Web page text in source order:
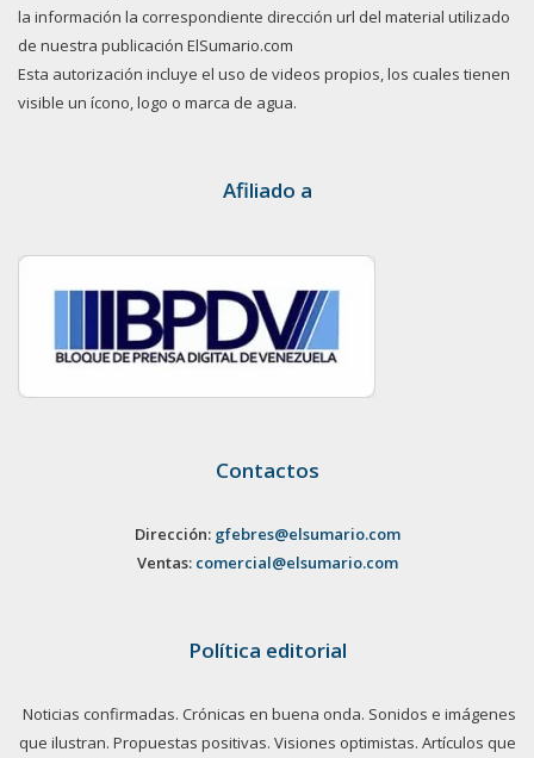
la información la correspondiente dirección url del material utilizado
de nuestra publicación ElSumario.com
Esta autorización incluye el uso de videos propios, los cuales tienen
visible un ícono, logo o marca de agua.
Afiliado a
Contactos
Dirección: gfebres@elsumario.com
Ventas: comercial@elsumario.com
Política editorial
Noticias confirmadas. Crónicas en buena onda. Sonidos e imágenes
que ilustran. Propuestas positivas. Visiones optimistas. Artículos que